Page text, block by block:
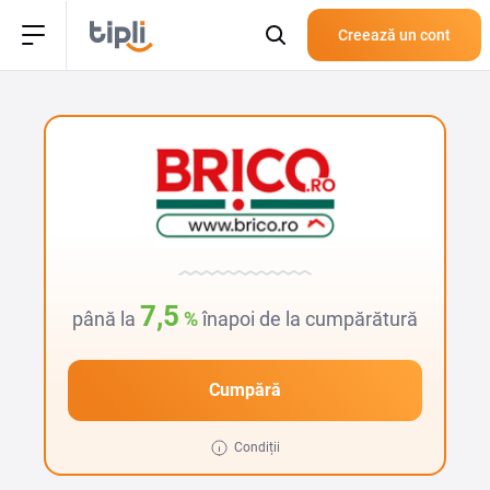
Creează un cont
până la 7,5 %înapoi de la cumpărătură
Cumpără
Condiții